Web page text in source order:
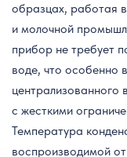
образцах, работая
и молочной
прибор не требует
воде, что особенно
централизованного
с жесткими
Температура
воспроизводимой